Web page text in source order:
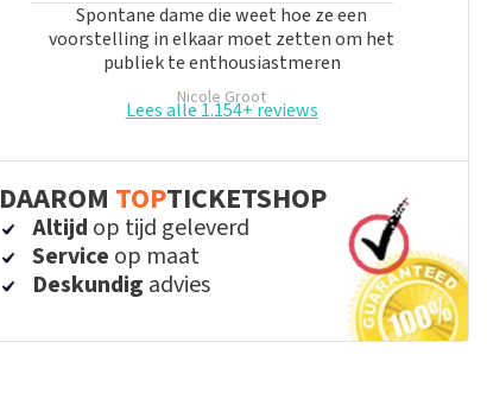
Spontane dame die weet hoe ze een
voorstelling in elkaar moet zetten om het
publiek te enthousiastmeren
Nicole Groot
Lees alle 1.154+ reviews
DAAROM TOPTICKETSHOP
Altijd op tijd geleverd
Service op maat
Deskundig advies